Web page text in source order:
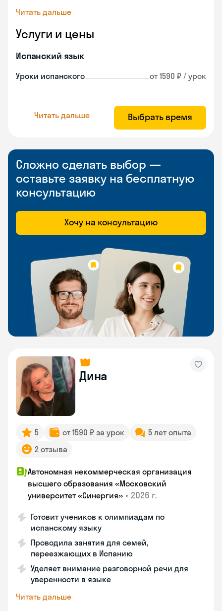
Читать дальше
Услуги и цены
Испанский язык
Уроки испанского от 1590 ₽ / урок
Читать дальше Выбрать время
Сложно сделать выбор —
оставьте заявку на бесплатную
консультацию
Хочу на консультацию
Дина
5 от 1590 ₽ за урок
5 лет опыта
2 отзыва
Автономная некоммерческая организация
высшего образования «Московский
университет «Синергия» • 2026 г.
Готовит учеников к олимпиадам по
испанскому языку
Проводила занятия для семей,
переезжающих в Испанию
Уделяет внимание разговорной речи для
уверенности в языке
Читать дальше